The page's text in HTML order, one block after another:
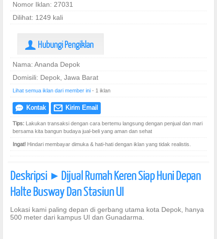
Nomor Iklan: 27031
Dilihat: 1249 kali
U Hubungi Pengiklan
Nama: Ananda Depok
Domisili: Depok, Jawa Barat
Lihat semua iklan dari member ini - 1 iklan
e Kontak @ Kirim Email
Tips: Lakukan transaksi dengan cara bertemu langsung dengan penjual dan mari
bersama kita bangun budaya jual-beli yang aman dan sehat
Ingat! Hindari membayar dimuka & hati-hati dengan iklan yang tidak realistis.
Deskripsi ] Dijual Rumah Keren Siap Huni Depan
Halte Busway Dan Stasiun UI
Lokasi kami paling depan di gerbang utama kota Depok, hanya
500 meter dari kampus UI dan Gunadarma.